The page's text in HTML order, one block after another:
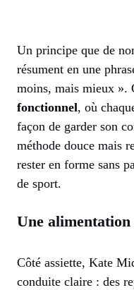
Un principe que de
résument en une
moins, mais mieux ».
fonctionnel, où
façon de garder son
méthode douce mais
rester en forme sans
de sport.
Une
Côté assiette, Kate
conduite claire : des